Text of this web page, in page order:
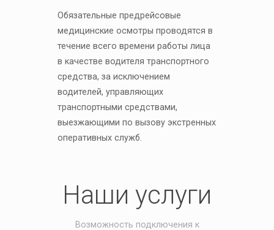
Обязательные предрейсовые
медицинские осмотры проводятся в
течение всего времени работы лица
в качестве водителя транспортного
средства, за исключением
водителей, управляющих
транспортными средствами,
выезжающими по вызову экстренных
оперативных служб.
Наши услуги
Возможность подключения к